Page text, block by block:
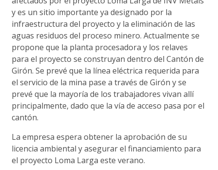
y es un sitio importante ya designado por la
infraestructura del proyecto y la eliminación de las
aguas residuos del proceso minero. Actualmente se
propone que la planta procesadora y los relaves
para el proyecto se construyan dentro del Cantón de
Girón. Se prevé que la línea eléctrica requerida para
el servicio de la mina pase a través de Girón y se
prevé que la mayoría de los trabajadores vivan allí
principalmente, dado que la vía de acceso pasa por el
cantón.
La empresa espera obtener la aprobación de su
licencia ambiental y asegurar el financiamiento para
el proyecto Loma Larga este verano.